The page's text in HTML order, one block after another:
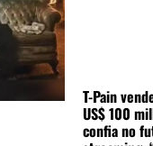
T-Pain
US$ 100
confia no